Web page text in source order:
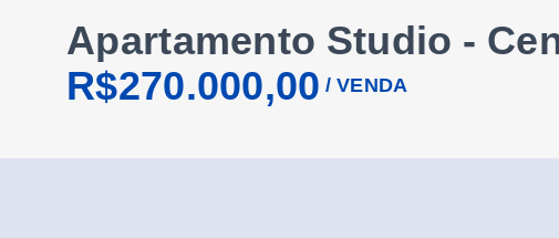
Apartamento Studio -
R$270.000,00 /VENDA